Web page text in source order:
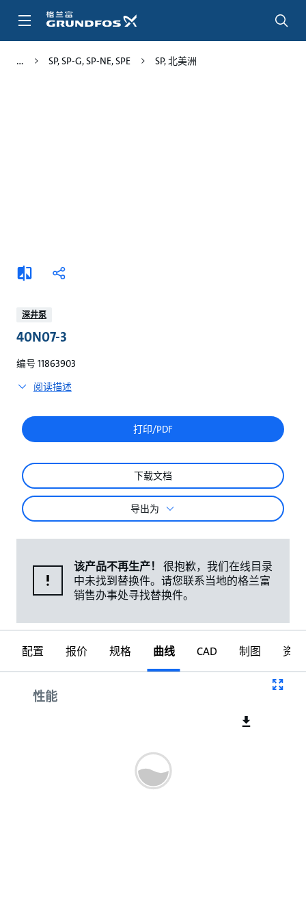
SP, SP-G, SP-NE, SPE SP, 北美洲
添
加
较
分
深井泵
40N07-3
编号 11863903
阅读描述
打印/PDF
下载文档
导出为
该产品不再生产！
很抱歉，我们在线目录
中未找到替换件。请您联系当地的格兰富
销售办事处寻找替换件。
配置 报价 规格 曲线 CAD 制图 资料
性能